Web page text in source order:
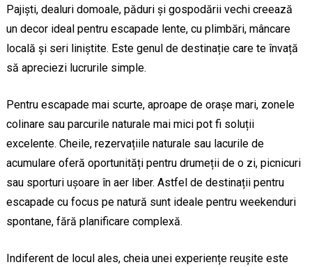
Pajiști, dealuri domoale, păduri și gospodării vechi creează
un decor ideal pentru escapade lente, cu plimbări, mâncare
locală și seri liniștite. Este genul de destinație care te învață
să apreciezi lucrurile simple.
Pentru escapade mai scurte, aproape de orașe mari, zonele
colinare sau parcurile naturale mai mici pot fi soluții
excelente. Cheile, rezervațiile naturale sau lacurile de
acumulare oferă oportunități pentru drumeții de o zi, picnicuri
sau sporturi ușoare în aer liber. Astfel de destinații pentru
escapade cu focus pe natură sunt ideale pentru weekenduri
spontane, fără planificare complexă.
Indiferent de locul ales, cheia unei experiențe reușite este